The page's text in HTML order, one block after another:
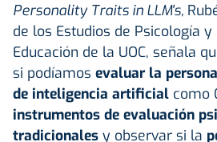
Personality Traits in LLM's,
de los Estudios de Psicología y
Educación de la UOC, señala
si podíamos evaluar la
de inteligencia artificial como
instrumentos de evaluación
tradicionales y observar si la